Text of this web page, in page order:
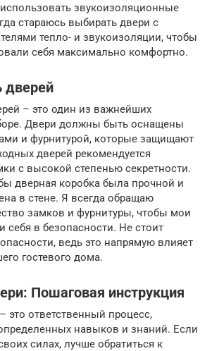
звукоизоляционные
стараюсь выбирать двери с
тепло- и звукоизоляции, чтобы
себя максимально комфортно.
дверей
– это один из важнейших
Двери должны быть оснащены
и фурнитурой, которые защищают
дверей рекомендуется
с высокой степенью секретности.
дверная коробка была прочной и
в стене. Я всегда обращаю
замков и фурнитуры, чтобы мои
себя в безопасности. Не стоит
ведь это напрямую влияет
гостевого дома.
Пошаговая инструкция
это ответственный процесс,
навыков и знаний. Если
силах, лучше обратиться к